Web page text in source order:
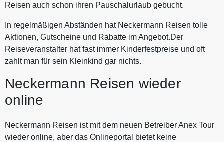
Miami an. Mit unserem Gutschein spart man zudem noch bis
Reisen auch schon ihren Pauschalurlaub gebucht.
In regelmäßigen Abständen hat Neckermann Reisen tolle
Aktionen, Gutscheine und Rabatte im Angebot.Der
Reiseveranstalter hat fast immer Kinderfestpreise und oft
zahlt man für sein Kleinkind gar nichts.
Neckermann Reisen wieder
online
Neckermann Reisen ist mit dem neuen Betreiber Anex Tour
wieder online, aber das Onlineportal bietet keine